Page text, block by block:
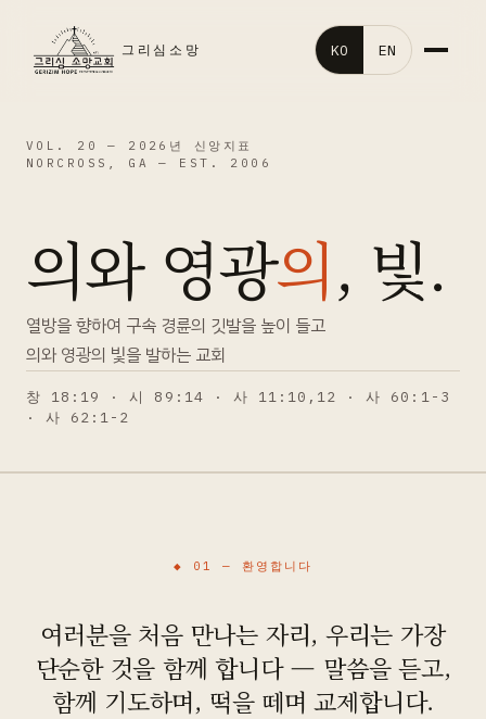
그리심소망 KO EN
말씀영상
교회행사
처음오신분
VOL. 20 — 2026년 신앙지표
NORCROSS, GA — EST. 2006
의와 영광의, 빛.
열방을 향하여 구속 경륜의 깃발을 높이 들고
의와 영광의 빛을 발하는 교회
창 18:19 · 시 89:14 · 사 11:10,12 · 사 60:1-3
· 사 62:1-2
◆ 01 — 환영합니다
여러분을 처음 만나는 자리, 우리는 가장
단순한 것을 함께 합니다 — 말씀을 듣고,
함께 기도하며, 떡을 떼며 교제합니다.